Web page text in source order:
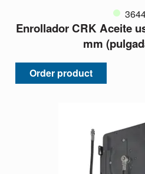
Enrollador CRK Aceite
mm
Order product